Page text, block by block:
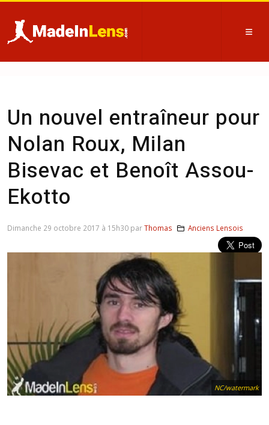
Un nouvel entraîneur pour
Nolan Roux, Milan
Bisevac et Benoît Assou-
Ekotto
NC/watermark
Dimanche 29 octobre 2017 à 15h30 parThomas Anciens Lensois